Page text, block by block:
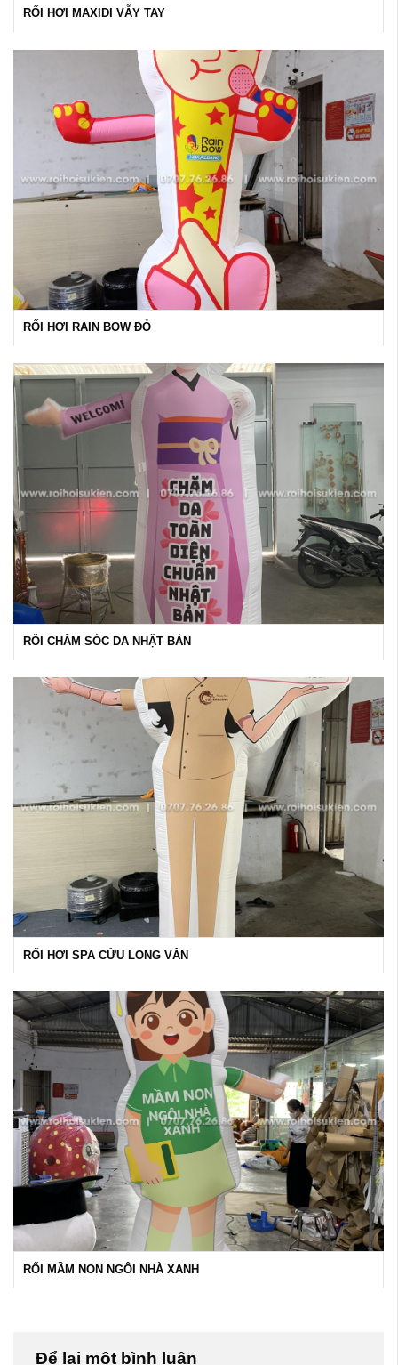
RỐI HƠI MAXIDI VẪY TAY
RỐI HƠI RAIN BOW ĐỎ
RỐI CHĂM SÓC DA NHẬT BẢN
RỐI HƠI SPA CỬU LONG VÂN
RỐI MẦM NON NGÔI NHÀ XANH
Để lại một bình luận